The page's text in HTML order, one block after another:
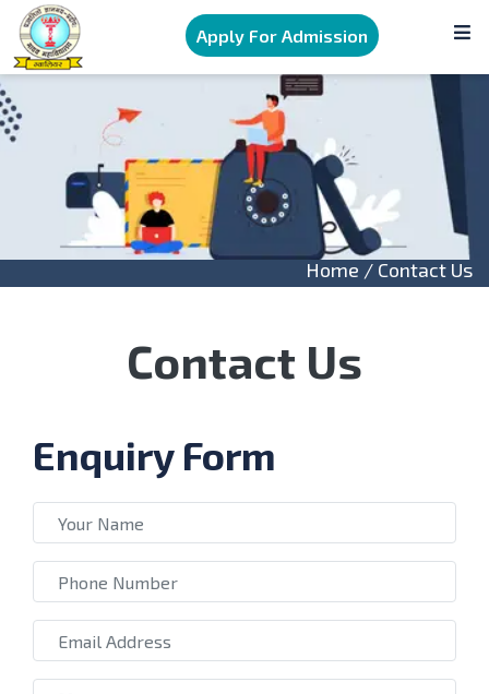
Apply For Admission
Home / Contact Us
Contact Us
Enquiry Form